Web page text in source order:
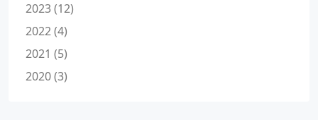
2023 (12)
2022 (4)
2021 (5)
2020 (3)